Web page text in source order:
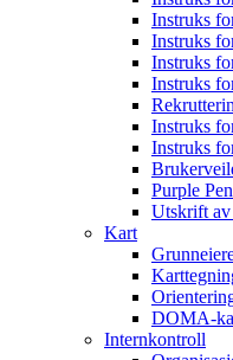
Instruks
Instruks
Instruks
Instruks
Instruks
Instruks
Purple
Utskrift
Kart
DOMA-
Internkontroll